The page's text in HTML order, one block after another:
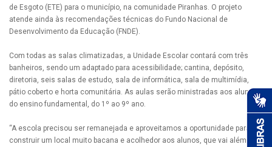
de Esgoto (ETE) para o município, na comunidade Piranhas. O projeto
atende ainda às recomendações técnicas do Fundo Nacional de
Desenvolvimento da Educação (FNDE).
Com todas as salas climatizadas, a Unidade Escolar contará com três
banheiros, sendo um adaptado para acessibilidade; cantina, depósito,
diretoria, seis salas de estudo, sala de informática, sala de multimídia,
pátio coberto e horta comunitária. As aulas serão ministradas aos alunos
do ensino fundamental, do 1º ao 9º ano.
“A escola precisou ser remanejada e aproveitamos a oportunidade para
construir um local muito bacana e acolhedor aos alunos, que vai além de